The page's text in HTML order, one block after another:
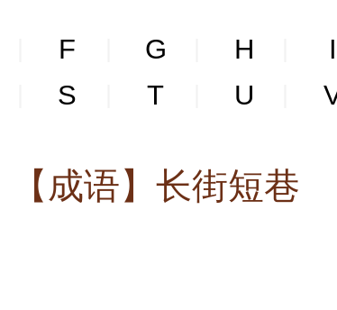
F G H I
S T U
【成语】长街短巷